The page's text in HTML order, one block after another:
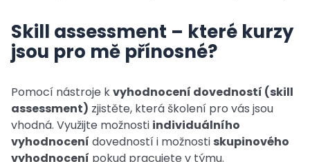
Skill assessment – které kurzy
jsou pro mě přínosné?
Pomocí nástroje kvyhodnocení dovedností (skill
assessment) zjistěte, která školení pro vás jsou
vhodná. Využijte možnosti individuálního
vyhodnocení dovedností i možnosti skupinového
vyhodnocení pokud pracujete v týmu.